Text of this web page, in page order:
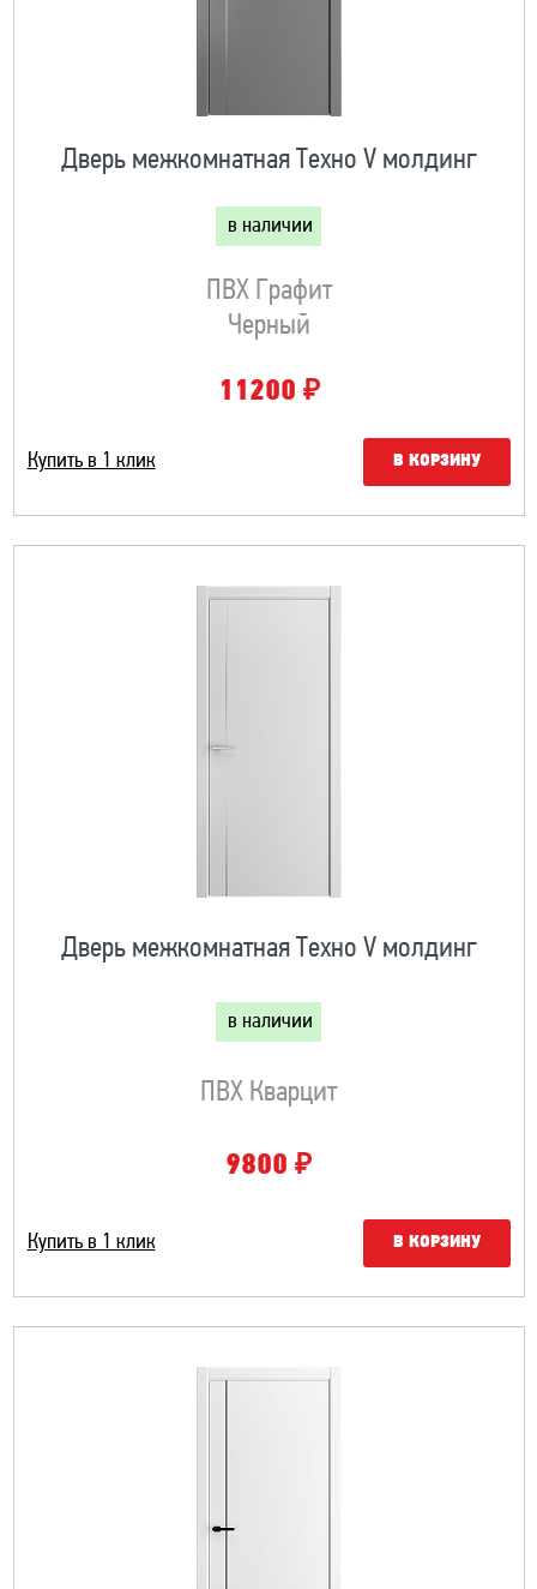
Дверь межкомнатная Техно V молдинг
в наличии
ПВХ Графит
Черный
11200 ₽
Купить в 1 клик В КОРЗИНУ
Дверь межкомнатная Техно V молдинг
в наличии
ПВХ Кварцит
9800 ₽
Купить в 1 клик В КОРЗИНУ